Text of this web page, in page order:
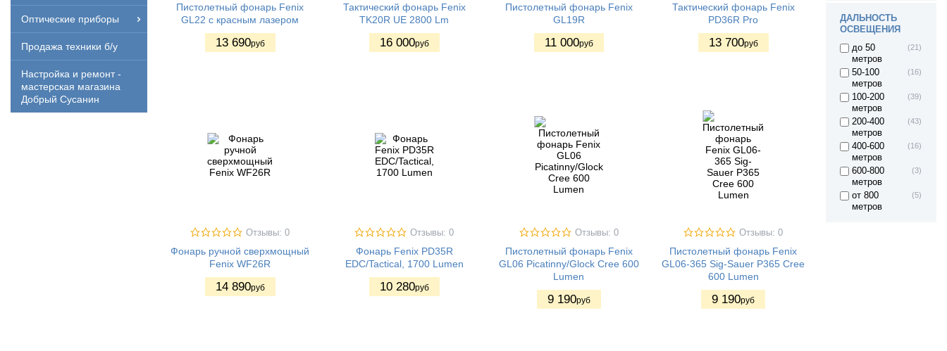
Оптические приборы
Продажа техники б/у
Настройка и ремонт -
мастерская магазина
Добрый Сусанин
ДАЛЬНОСТЬ
ОСВЕЩЕНИЯ
до 50
метров
(21)
50-100
метров
(16)
100-200
метров
(39)
200-400
метров
(43)
400-600
метров
(16)
600-800
метров
(3)
от 800
метров
(5)
Пистолетный фонарь Fenix
GL22 c красным лазером
13 690руб
Тактический фонарь Fenix
TK20R UE 2800 Lm
16 000руб
Пистолетный фонарь Fenix
GL19R
11 000руб
Тактический фонарь Fenix
PD36R Pro
13 700руб
Отзывы: 0
Фонарь ручной сверхмощный
Fenix WF26R
14 890руб
Отзывы: 0
Фонарь Fenix PD35R
EDC/Tactical, 1700 Lumen
10 280руб
Отзывы: 0
Пистолетный фонарь Fenix
GL06 Picatinny/Glock Cree 600
Lumen
9 190руб
Отзывы: 0
Пистолетный фонарь Fenix
GL06-365 Sig-Sauer P365 Cree
600 Lumen
9 190руб